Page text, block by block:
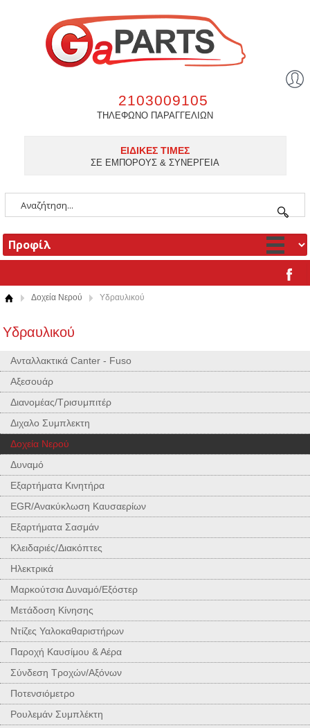
2103009105
ΤΗΛΕΦΩΝΟ ΠΑΡΑΓΓΕΛΙΩΝ
ΕΙΔΙΚΕΣ ΤΙΜΕΣ
ΣΕ ΕΜΠΟΡΟΥΣ & ΣΥΝΕΡΓΕΙΑ
Δοχεία Νερού Υδραυλικού
Υδραυλικού
Ανταλλακτικά Canter - Fuso
Αξεσουάρ
Διανομέας/Τρισυμπιτέρ
Διχαλο Συμπλεκτη
Δοχεία Νερού
Δυναμό
Εξαρτήματα Κινητήρα
EGR/Ανακύκλωση Καυσαερίων
Εξαρτήματα Σασμάν
Κλειδαριές/Διακόπτες
Ηλεκτρικά
Μαρκούτσια Δυναμό/Εξόστερ
Μετάδοση Κίνησης
Ντίζες Υαλοκαθαριστήρων
Παροχή Καυσίμου & Αέρα
Σύνδεση Τροχών/Αξόνων
Ποτενσιόμετρο
Ρουλεμάν Συμπλέκτη